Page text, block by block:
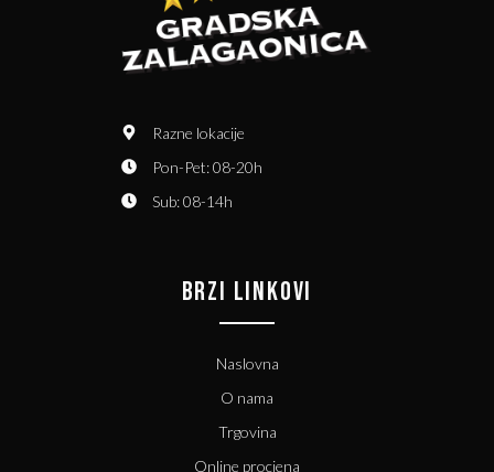
Razne lokacije
Pon-Pet: 08-20h
Sub: 08-14h
BRZI LINKOVI
Naslovna
O nama
Trgovina
Online procjena